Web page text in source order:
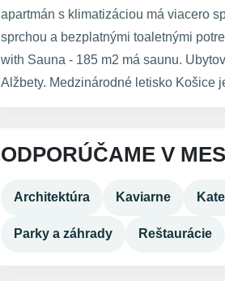
apartmán s klimatizáciou má viacero
sprchou a bezplatnými toaletnými
with Sauna - 185 m2 má saunu.
Alžbety. Medzinárodné letisko Košice
ODPORÚČAME V
Architektúra Kaviarne
Parky a záhrady Reštaurácie